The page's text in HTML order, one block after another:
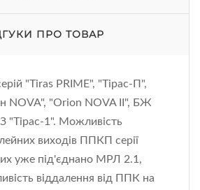
ПРО ТОВАР
"Tiras PRIME", "Тірас-П",
NOVA", "Orion NOVA II", БЖ
"Тірас-1". Можливість
виходів ППКП серії
уже під'єднано МРЛ 2.1,
віддалення від ППК на